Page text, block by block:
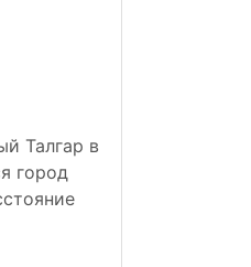
Талгар в
город